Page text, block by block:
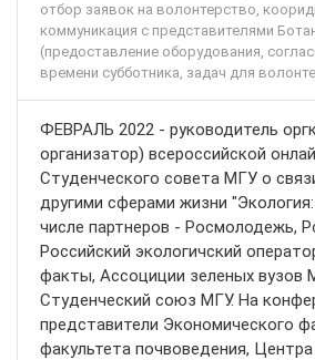
отбор заявок на волонтерство,
коммуникация с представителями
(предоставление оборудования,
времени субботника, задач для
ФЕВРАЛЬ 2022 - руководитель
организатор) всероссийской
Студенческого совета МГУ о
другими сферами жизни "Экология:
числе партнеров - Росмолодежь,
Российский экологичский
факты, Ассоциции зеленых вузов
Студенческий союз МГУ. На
представители Экономического
факультета почвоведения,